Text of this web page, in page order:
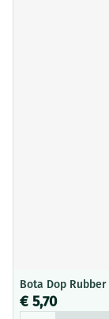
Bota Dop
€ 5,70